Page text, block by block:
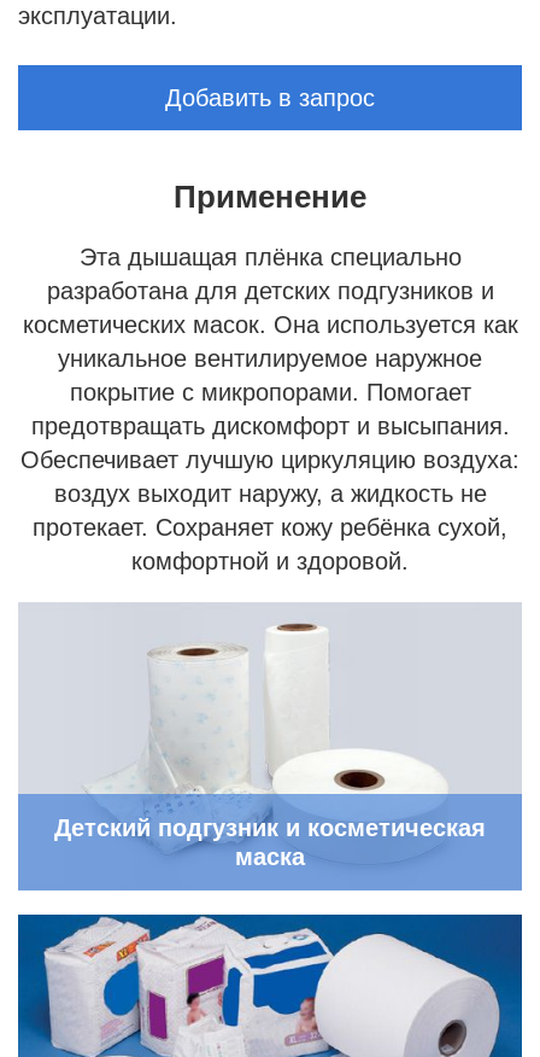
эксплуатации.
Добавить в запрос
Применение
Эта дышащая плёнка специально
разработана для детских подгузников и
косметических масок. Она используется как
уникальное вентилируемое наружное
покрытие с микропорами. Помогает
предотвращать дискомфорт и высыпания.
Обеспечивает лучшую циркуляцию воздуха:
воздух выходит наружу, а жидкость не
протекает. Сохраняет кожу ребёнка сухой,
комфортной и здоровой.
Детский подгузник и косметическая
маска